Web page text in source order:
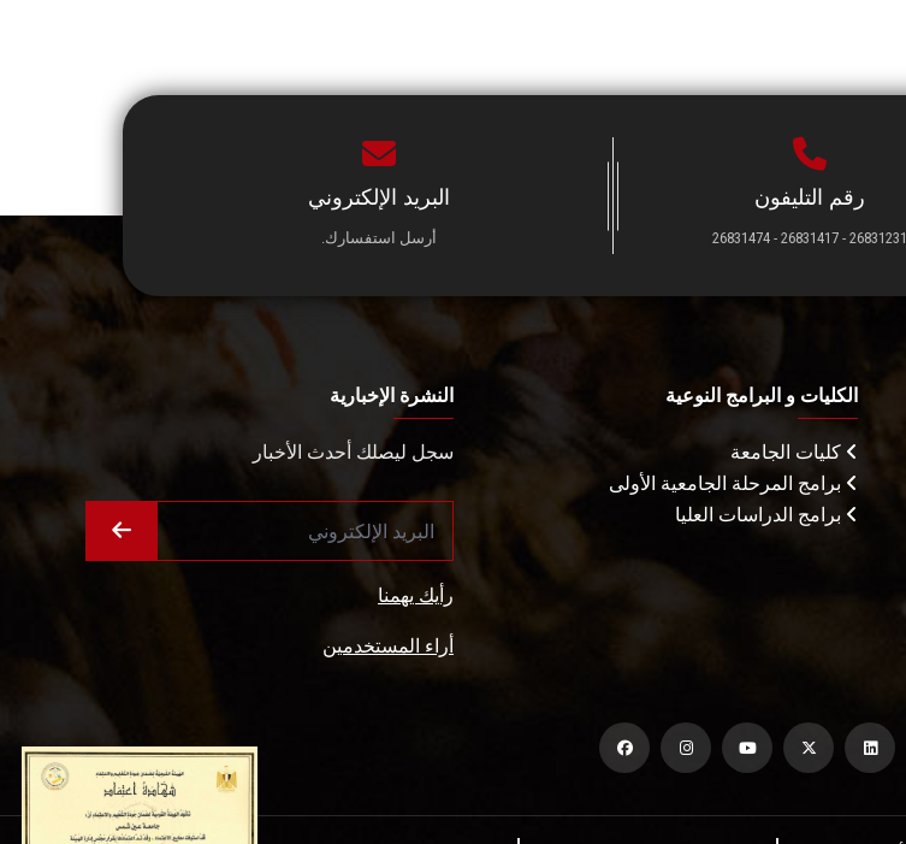
رقم التليفون
26831231 - 26831417 - 26831474
البريد الإلكتروني
أرسل استفسارك.
الكليات و البرامج النوعية
كليات الجامعة
برامج المرحلة الجامعية الأولى
برامج الدراسات العليا
النشرة الإخبارية
سجل ليصلك أحدث الأخبار
رأيك يهمنا
أراء المستخدمين